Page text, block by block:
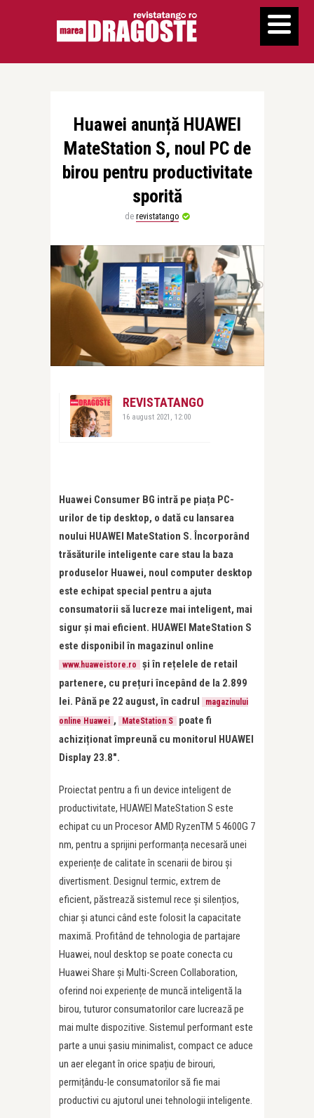
Huawei anunță HUAWEI
MateStation S, noul PC de
birou pentru productivitate
sporită
de revistatango
REVISTATANGO
16 august 2021, 12:00
Huawei Consumer BG intră pe piața PC-
urilor de tip desktop, o dată cu lansarea
noului HUAWEI MateStation S. Încorporând
trăsăturile inteligente care stau la baza
produselor Huawei, noul computer desktop
este echipat special pentru a ajuta
consumatorii să lucreze mai inteligent, mai
sigur și mai eficient. HUAWEI MateStation S
este disponibil în magazinul online
www.huaweistore.ro
și în rețelele de retail
partenere, cu prețuri începând de la 2.899
lei. Până pe 22 august, în cadrul
magazinului
online Huawei , MateStation S
poate fi
achiziționat împreună cu monitorul HUAWEI
Display 23.8″.
Proiectat pentru a fi un device inteligent de
productivitate, HUAWEI MateStation S este
echipat cu un Procesor AMD RyzenTM 5 4600G 7
nm, pentru a sprijini performanța necesară unei
experiențe de calitate în scenarii de birou și
divertisment. Designul termic, extrem de
eficient, păstrează sistemul rece și silențios,
chiar și atunci când este folosit la capacitate
maximă. Profitând de tehnologia de partajare
Huawei, noul desktop se poate conecta cu
Huawei Share și Multi-Screen Collaboration,
oferind noi experiențe de muncă inteligentă la
birou, tuturor consumatorilor care lucrează pe
mai multe dispozitive. Sistemul performant este
parte a unui șasiu minimalist, compact ce aduce
un aer elegant în orice spațiu de birouri,
permițându-le consumatorilor să fie mai
productivi cu ajutorul unei tehnologii inteligente.